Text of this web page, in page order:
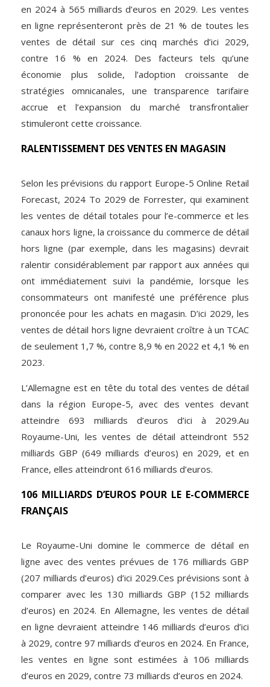
en 2024 à 565 milliards d’euros en 2029. Les ventes
en ligne représenteront près de 21 % de toutes les
ventes de détail sur ces cinq marchés d’ici 2029,
contre 16 % en 2024. Des facteurs tels qu’une
économie plus solide, l’adoption croissante de
stratégies omnicanales, une transparence tarifaire
accrue et l’expansion du marché transfrontalier
stimuleront cette croissance.
RALENTISSEMENT DES VENTES EN MAGASIN
Selon les prévisions du rapport Europe-5 Online Retail
Forecast, 2024 To 2029 de Forrester, qui examinent
les ventes de détail totales pour l’e-commerce et les
canaux hors ligne, la croissance du commerce de détail
hors ligne (par exemple, dans les magasins) devrait
ralentir considérablement par rapport aux années qui
ont immédiatement suivi la pandémie, lorsque les
consommateurs ont manifesté une préférence plus
prononcée pour les achats en magasin. D’ici 2029, les
ventes de détail hors ligne devraient croître à un TCAC
de seulement 1,7 %, contre 8,9 % en 2022 et 4,1 % en
2023.
L’Allemagne est en tête du total des ventes de détail
dans la région Europe-5, avec des ventes devant
atteindre 693 milliards d’euros d’ici à 2029.Au
Royaume-Uni, les ventes de détail atteindront 552
milliards GBP (649 milliards d’euros) en 2029, et en
France, elles atteindront 616 milliards d’euros.
106 MILLIARDS D’EUROS POUR LE E-COMMERCE
FRANÇAIS
Le Royaume-Uni domine le commerce de détail en
ligne avec des ventes prévues de 176 milliards GBP
(207 milliards d’euros) d’ici 2029.Ces prévisions sont à
comparer avec les 130 milliards GBP (152 milliards
d’euros) en 2024. En Allemagne, les ventes de détail
en ligne devraient atteindre 146 milliards d’euros d’ici
à 2029, contre 97 milliards d’euros en 2024. En France,
les ventes en ligne sont estimées à 106 milliards
d’euros en 2029, contre 73 milliards d’euros en 2024.